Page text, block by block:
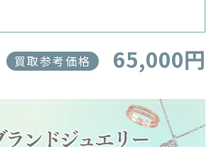
買取参考価格 65,000円